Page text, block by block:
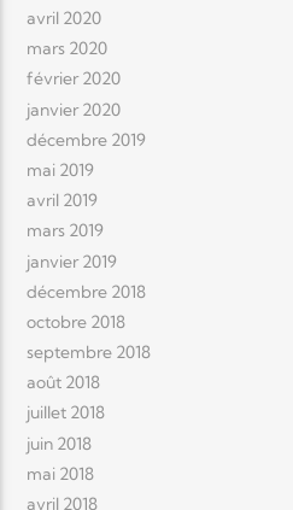
avril 2020
mars 2020
février 2020
janvier 2020
décembre 2019
mai 2019
avril 2019
mars 2019
janvier 2019
décembre 2018
octobre 2018
septembre 2018
août 2018
juillet 2018
juin 2018
mai 2018
avril 2018